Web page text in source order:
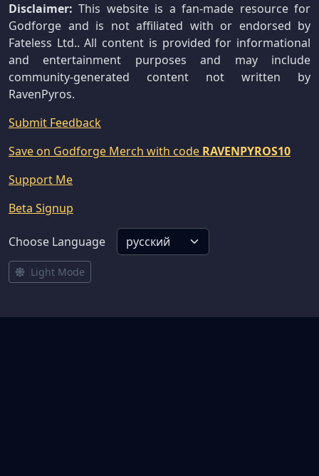
Disclaimer: This website is a fan-made resource for
Godforge and is not affiliated with or endorsed by
Fateless Ltd.. All content is provided for informational
and entertainment purposes and may include
community-generated content not written by
RavenPyros.
Submit Feedback
Save on Godforge Merch with code RAVENPYROS10
Support Me
Beta Signup
Choose Language
Light Mode